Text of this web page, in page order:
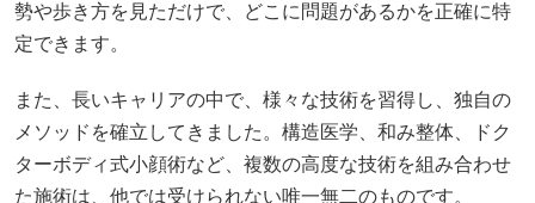
勢や歩き方を見ただけで、どこに問題があるかを正確に特
定できます。
また、長いキャリアの中で、様々な技術を習得し、独自の
メソッドを確立してきました。構造医学、和み整体、ドク
ターボディ式小顔術など、複数の高度な技術を組み合わせ
た施術は、他では受けられない唯一無二のものです。